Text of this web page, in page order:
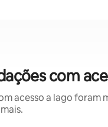
com
acesso a lago
mais.